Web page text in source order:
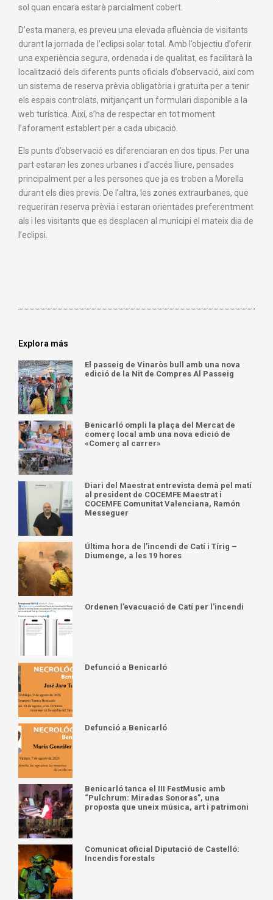
sol quan encara estarà parcialment cobert.
D’esta manera, es preveu una elevada afluència de visitants
durant la jornada de l’eclipsi solar total. Amb l’objectiu d’oferir
una experiència segura, ordenada i de qualitat, es facilitarà la
localització dels diferents punts oficials d’observació, així com
un sistema de reserva prèvia obligatòria i gratuïta per a tenir
els espais controlats, mitjançant un formulari disponible a la
web turística. Així, s’ha de respectar en tot moment
l’aforament establert per a cada ubicació.
Els punts d’observació es diferenciaran en dos tipus. Per una
part estaran les zones urbanes i d’accés lliure, pensades
principalment per a les persones que ja es troben a Morella
durant els dies previs. De l’altra, les zones extraurbanes, que
requeriran reserva prèvia i estaran orientades preferentment
als i les visitants que es desplacen al municipi el mateix dia de
l’eclipsi.
Explora más
El passeig de Vinaròs bull amb una nova
edició de la Nit de Compres Al Passeig
Benicarló ompli la plaça del Mercat de
comerç local amb una nova edició de
«Comerç al carrer»
Diari del Maestrat entrevista demà pel matí
al president de COCEMFE Maestrat i
COCEMFE Comunitat Valenciana, Ramón
Messeguer
Última hora de l’incendi de Catí i Tírig –
Diumenge, a les 19 hores
Ordenen l’evacuació de Catí per l’incendi
Defunció a Benicarló
Defunció a Benicarló
Benicarló tanca el III FestMusic amb
“Pulchrum: Miradas Sonoras”, una
proposta que uneix música, art i patrimoni
Comunicat oficial Diputació de Castelló:
Incendis forestals